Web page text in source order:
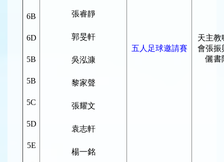
6B
6D
5B
5B
5C
5D
5E
張睿靜
郭旻軒
吳泓漮
黎家聲
張耀文
袁志軒
楊一銘
五人足球邀請賽
天主教
會張振
儷書